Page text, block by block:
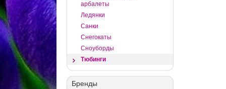
арбалеты
Ледянки
Санки
Снегокаты
Сноуборды
Тюбинги
Бренды